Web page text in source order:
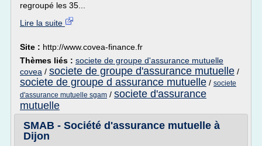
regroupé les 35...
Lire la suite
Site : http://www.covea-finance.fr
Thèmes liés : societe de groupe d'assurance mutuelle
covea / societe de groupe d'assurance mutuelle /
societe de groupe d assurance mutuelle / societe
d'assurance mutuelle sgam / societe d'assurance
mutuelle
SMAB - Société d'assurance mutuelle à
Dijon